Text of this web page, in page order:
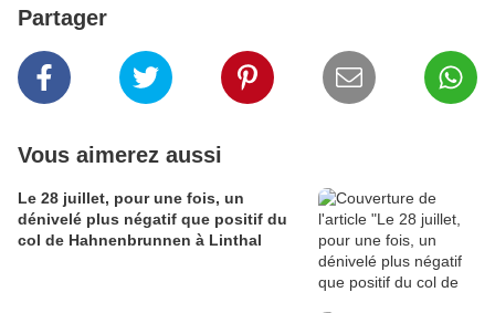
Partager
Vous aimerez aussi
Le 28 juillet, pour une fois, un
dénivelé plus négatif que positif du
col de Hahnenbrunnen à Linthal